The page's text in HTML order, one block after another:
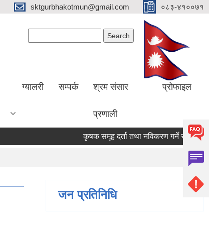
sktgurbhakotmun@gmail.com ०८३-४१००७१
ग्यालरी सम्पर्क श्रम संसार
प्रणाली
प्रोफाइल
कृषक समूह दर्ता तथा नविकरण गर्ने सम्बन्धी
जन प्रतिनिधि